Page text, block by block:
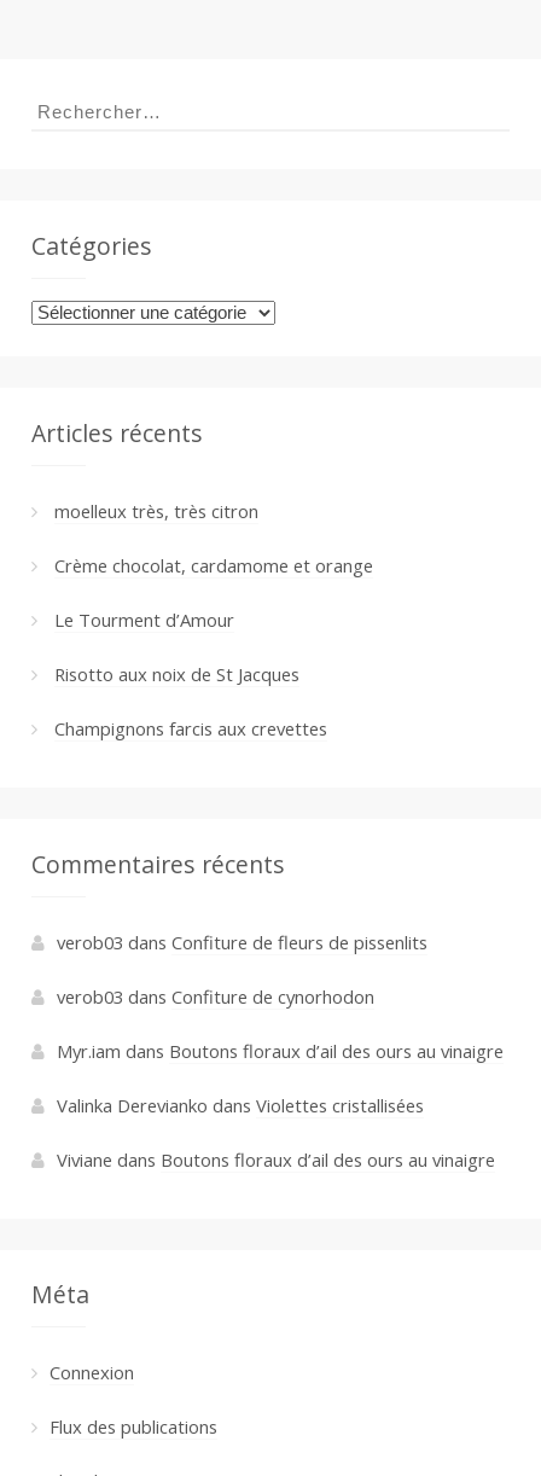
Rechercher :
Catégories
Catégories
Articles récents
moelleux très, très citron
Crème chocolat, cardamome et orange
Le Tourment d’Amour
Risotto aux noix de St Jacques
Champignons farcis aux crevettes
Commentaires récents
verob03 dans Confiture de fleurs de pissenlits
verob03 dans Confiture de cynorhodon
Myr.iam dans Boutons floraux d’ail des ours au vinaigre
Valinka Derevianko dans Violettes cristallisées
Viviane dans Boutons floraux d’ail des ours au vinaigre
Méta
Connexion
Flux des publications